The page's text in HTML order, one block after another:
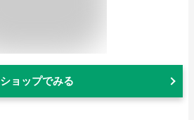
ショップでみる